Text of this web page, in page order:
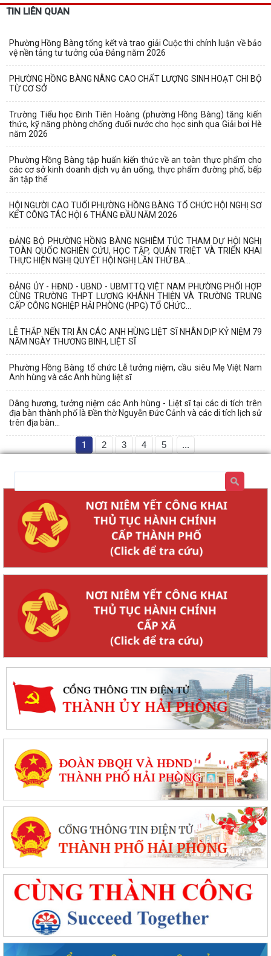
TIN LIÊN QUAN
Phường Hồng Bàng tổng kết và trao giải Cuộc thi chính luận về bảo
vệ nền tảng tư tưởng của Đảng năm 2026
PHƯỜNG HỒNG BÀNG NÂNG CAO CHẤT LƯỢNG SINH HOẠT CHI BỘ
TỪ CƠ SỞ
Trường Tiểu học Đinh Tiên Hoàng (phường Hồng Bàng) tăng kiến
thức, kỹ năng phòng chống đuối nước cho học sinh qua Giải bơi Hè
năm 2026
Phường Hồng Bàng tập huấn kiến thức về an toàn thực phẩm cho
các cơ sở kinh doanh dịch vụ ăn uống, thực phẩm đường phố, bếp
ăn tập thể
HỘI NGƯỜI CAO TUỔI PHƯỜNG HỒNG BÀNG TỔ CHỨC HỘI NGHỊ SƠ
KẾT CÔNG TÁC HỘI 6 THÁNG ĐẦU NĂM 2026
ĐẢNG BỘ PHƯỜNG HỒNG BÀNG NGHIÊM TÚC THAM DỰ HỘI NGHỊ
TOÀN QUỐC NGHIÊN CỨU, HỌC TẬP, QUÁN TRIỆT VÀ TRIỂN KHAI
THỰC HIỆN NGHỊ QUYẾT HỘI NGHỊ LẦN THỨ BA...
ĐẢNG ỦY - HĐND - UBND - UBMTTQ VIỆT NAM PHƯỜNG PHỐI HỢP
CÙNG TRƯỜNG THPT LƯƠNG KHÁNH THIỆN VÀ TRƯỜNG TRUNG
CẤP CÔNG NGHIỆP HẢI PHÒNG (HPG) TỔ CHỨC...
LỄ THẮP NẾN TRI ÂN CÁC ANH HÙNG LIỆT SĨ NHÂN DỊP KỶ NIỆM 79
NĂM NGÀY THƯƠNG BINH, LIỆT SĨ
Phường Hồng Bàng tổ chức Lễ tưởng niệm, cầu siêu Mẹ Việt Nam
Anh hùng và các Anh hùng liệt sĩ
Dâng hương, tưởng niệm các Anh hùng - Liệt sĩ tại các di tích trên
địa bàn thành phố là Đền thờ Nguyễn Đức Cảnh và các di tích lịch sử
trên địa bàn...
1 2 3 4 5 ...